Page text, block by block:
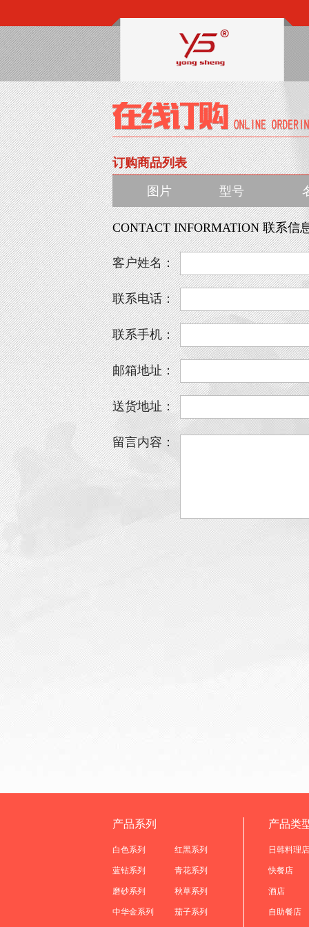
订购商品列表
图片 型号
CONTACT INFORMATION 联系信
客户姓名：
联系电话：
联系手机：
邮箱地址：
送货地址：
留言内容：
产品系列
白色系列 红黑系列
蓝钻系列 青花系列
磨砂系列 秋草系列
中华金系列 茄子系列
产品类
日韩料理店
快餐店
酒店
自助餐店